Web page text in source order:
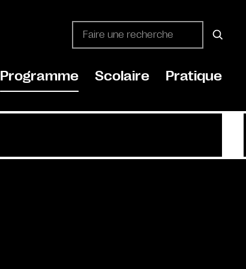
Programme Scolaire Pratique